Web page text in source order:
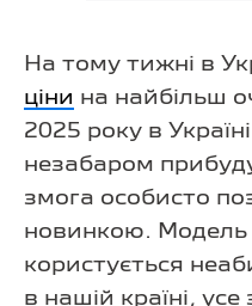
На тому тижні в
ціни на найбільш
2025 року в
незабаром
змога особисто
новинкою. Модель
користується
в нашій країні,